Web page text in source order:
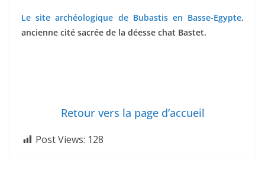
Le site archéologique de Bubastis en Basse-Egypte,
ancienne cité sacrée de la déesse chat Bastet.
Retour vers la page d’accueil
Post Views: 128